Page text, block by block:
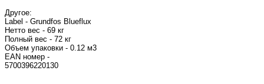
Другое:
Label - Grundfos Blueflux
Нетто вес - 69 кг
Полный вес - 72 кг
Объем упаковки - 0.12 м3
EAN номер -